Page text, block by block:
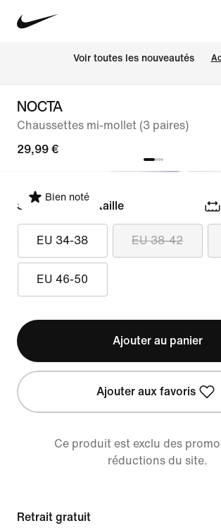
Voir toutes les nouveautés
NOCTA
Chaussettes mi-mollet (3 paires)
29,99 €
Bien noté
Sélectionner la taille
EU 34-38 EU 38-42
EU 46-50
Ajouter au panier
Ajouter aux favoris
Ce produit est exclu des
réductions du site.
Retrait gratuit